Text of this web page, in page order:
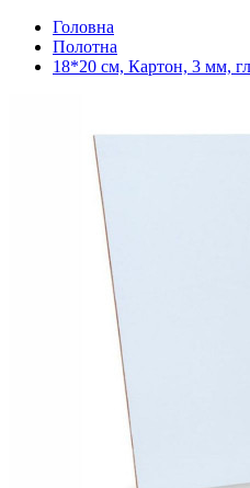
Головна
Полотна
18*20 см, Картон, 3 мм,